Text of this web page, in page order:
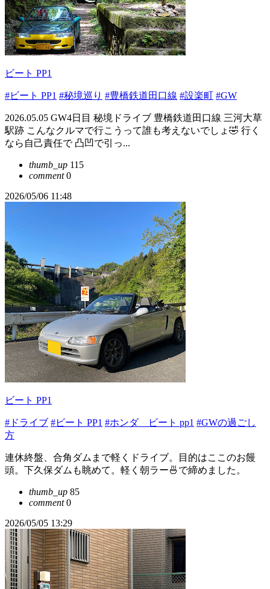
ビート PP1
#ビート PP1 #秘境巡り #豊橋鉄道田口線 #設楽町 #GW
2026.05.05 GW4日目 秘境ドライブ 豊橋鉄道田口線 三河大草
駅跡 こんなクルマで行こうって誰も考えないでしょ🤣 行く
なら自己責任で 凸凹で引っ...
thumb_up 115
comment0
2026/05/06 11:48
ビート PP1
#ドライブ #ビート PP1 #ホンダ ビート pp1 #GWの過ごし
方
連休終盤、合角ダムまで軽くドライブ。目的はここのお饅
頭。下久保ダムも眺めて。軽く朝ラー🍜で締めました。
thumb_up 85
comment0
2026/05/05 13:29